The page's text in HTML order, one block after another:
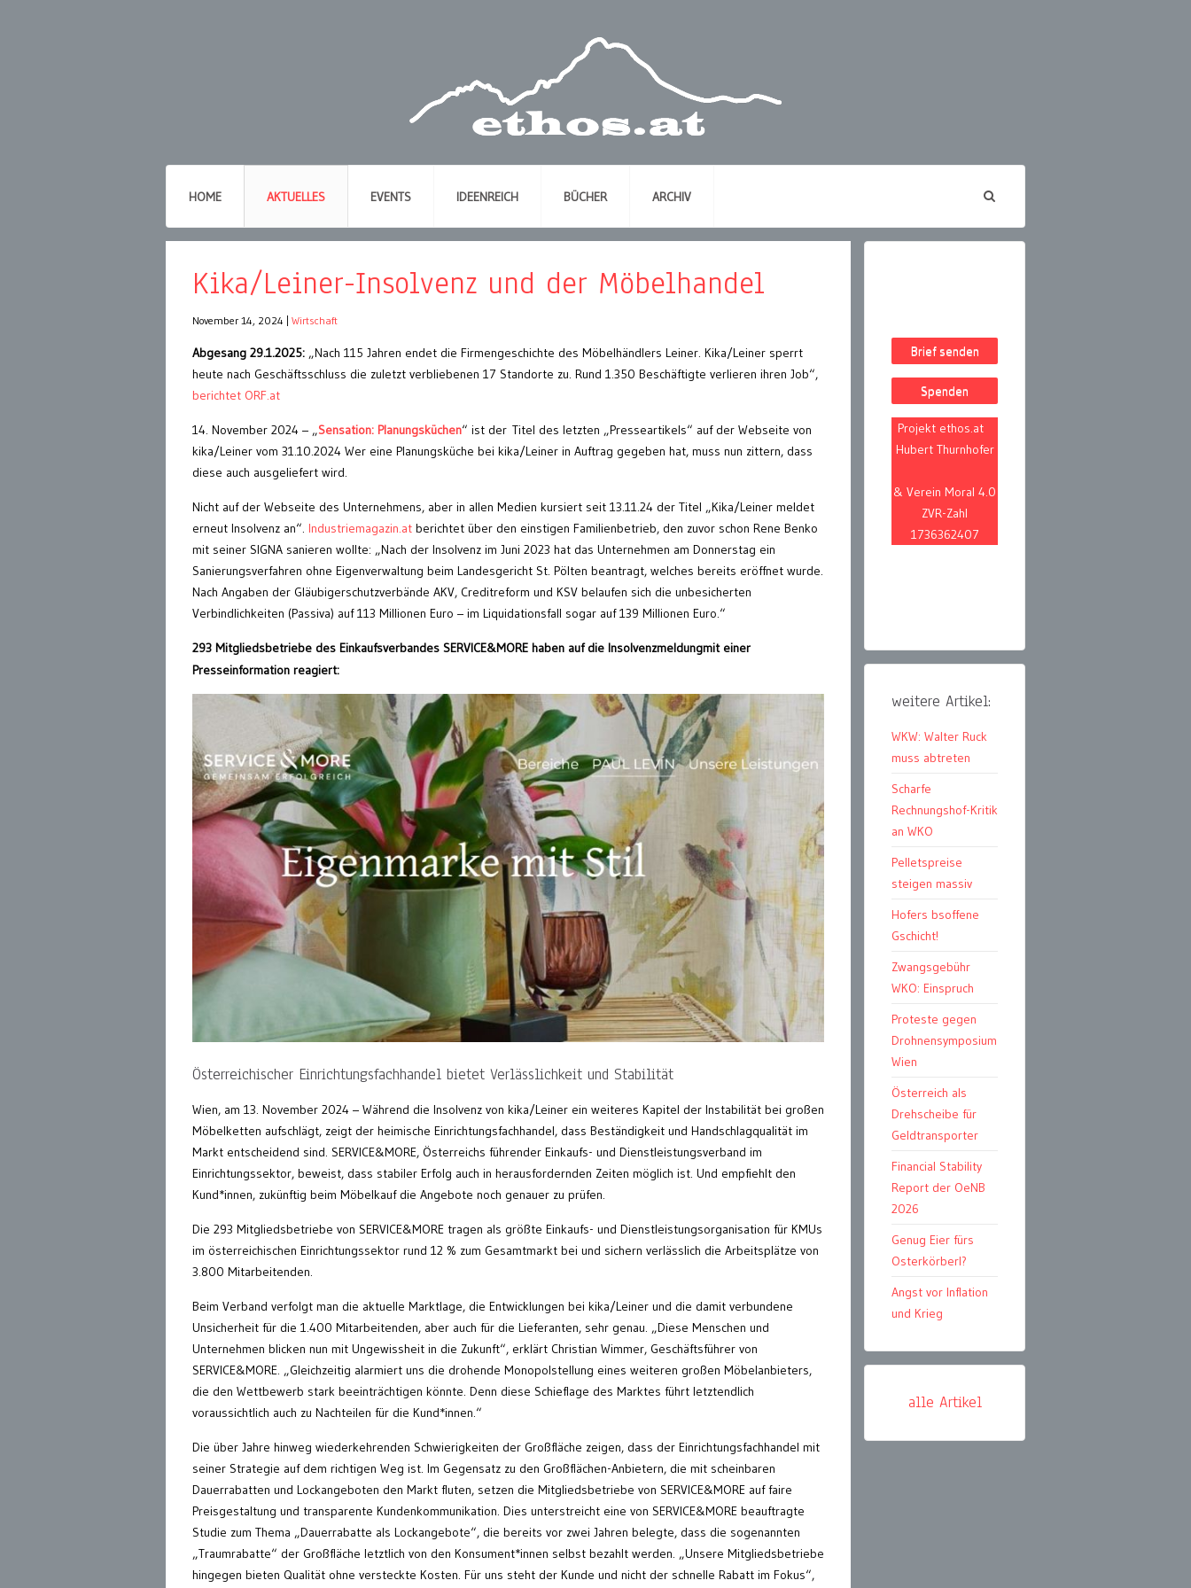
HOME AKTUELLES EVENTS IDEENREICH BÜCHER ARCHIV
Kika/Leiner-Insolvenz und der Möbelhandel
November 14, 2024 Wirtschaft
Abgesang 29.1.2025: „Nach 115 Jahren endet die Firmengeschichte des Möbelhändlers Leiner. Kika/Leiner sperrt
heute nach Geschäftsschluss die zuletzt verbliebenen 17 Standorte zu. Rund 1.350 Beschäftigte verlieren ihren Job“,
berichtet ORF.at
14. November 2024 – „Sensation: Planungsküchen“ ist der Titel des letzten „Presseartikels“ auf der Webseite von
kika/Leiner vom 31.10.2024 Wer eine Planungsküche bei kika/Leiner in Auftrag gegeben hat, muss nun zittern, dass
diese auch ausgeliefert wird.
Nicht auf der Webseite des Unternehmens, aber in allen Medien kursiert seit 13.11.24 der Titel „Kika/Leiner meldet
erneut Insolvenz an“. Industriemagazin.at berichtet über den einstigen Familienbetrieb, den zuvor schon Rene Benko
mit seiner SIGNA sanieren wollte: „Nach der Insolvenz im Juni 2023 hat das Unternehmen am Donnerstag ein
Sanierungsverfahren ohne Eigenverwaltung beim Landesgericht St. Pölten beantragt, welches bereits eröffnet wurde.
Nach Angaben der Gläubigerschutzverbände AKV, Creditreform und KSV belaufen sich die unbesicherten
Verbindlichkeiten (Passiva) auf 113 Millionen Euro – im Liquidationsfall sogar auf 139 Millionen Euro.“
293 Mitgliedsbetriebe des Einkaufsverbandes SERVICE&MORE haben auf die Insolvenzmeldungmit einer
Presseinformation reagiert:
Österreichischer Einrichtungsfachhandel bietet Verlässlichkeit und Stabilität
Wien, am 13. November 2024 – Während die Insolvenz von kika/Leiner ein weiteres Kapitel der Instabilität bei großen
Möbelketten aufschlägt, zeigt der heimische Einrichtungsfachhandel, dass Beständigkeit und Handschlagqualität im
Markt entscheidend sind. SERVICE&MORE, Österreichs führender Einkaufs- und Dienstleistungsverband im
Einrichtungssektor, beweist, dass stabiler Erfolg auch in herausfordernden Zeiten möglich ist. Und empfiehlt den
Kund*innen, zukünftig beim Möbelkauf die Angebote noch genauer zu prüfen.
Die 293 Mitgliedsbetriebe von SERVICE&MORE tragen als größte Einkaufs- und Dienstleistungsorganisation für KMUs
im österreichischen Einrichtungssektor rund 12 % zum Gesamtmarkt bei und sichern verlässlich die Arbeitsplätze von
3.800 Mitarbeitenden.
Beim Verband verfolgt man die aktuelle Marktlage, die Entwicklungen bei kika/Leiner und die damit verbundene
Unsicherheit für die 1.400 Mitarbeitenden, aber auch für die Lieferanten, sehr genau. „Diese Menschen und
Unternehmen blicken nun mit Ungewissheit in die Zukunft“, erklärt Christian Wimmer, Geschäftsführer von
SERVICE&MORE. „Gleichzeitig alarmiert uns die drohende Monopolstellung eines weiteren großen Möbelanbieters,
die den Wettbewerb stark beeinträchtigen könnte. Denn diese Schieflage des Marktes führt letztendlich
voraussichtlich auch zu Nachteilen für die Kund*innen.“
Die über Jahre hinweg wiederkehrenden Schwierigkeiten der Großfläche zeigen, dass der Einrichtungsfachhandel mit
seiner Strategie auf dem richtigen Weg ist. Im Gegensatz zu den Großflächen-Anbietern, die mit scheinbaren
Dauerrabatten und Lockangeboten den Markt fluten, setzen die Mitgliedsbetriebe von SERVICE&MORE auf faire
Preisgestaltung und transparente Kundenkommunikation. Dies unterstreicht eine von SERVICE&MORE beauftragte
Studie zum Thema „Dauerrabatte als Lockangebote“, die bereits vor zwei Jahren belegte, dass die sogenannten
„Traumrabatte“ der Großfläche letztlich von den Konsument*innen selbst bezahlt werden. „Unsere Mitgliedsbetriebe
hingegen bieten Qualität ohne versteckte Kosten. Für uns steht der Kunde und nicht der schnelle Rabatt im Fokus“,
Brief senden
Spenden
Projekt ethos.at
Hubert Thurnhofer
& Verein Moral 4.0
ZVR-Zahl
1736362407
weitere Artikel:
WKW: Walter Ruck
muss abtreten
Scharfe
Rechnungshof-Kritik
an WKO
Pelletspreise
steigen massiv
Hofers bsoffene
Gschicht!
Zwangsgebühr
WKO: Einspruch
Proteste gegen
Drohnensymposium
Wien
Österreich als
Drehscheibe für
Geldtransporter
Financial Stability
Report der OeNB
2026
Genug Eier fürs
Osterkörberl?
Angst vor Inflation
und Krieg
alle Artikel